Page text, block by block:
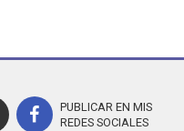
PUBLICAR EN MIS
REDES SOCIALES